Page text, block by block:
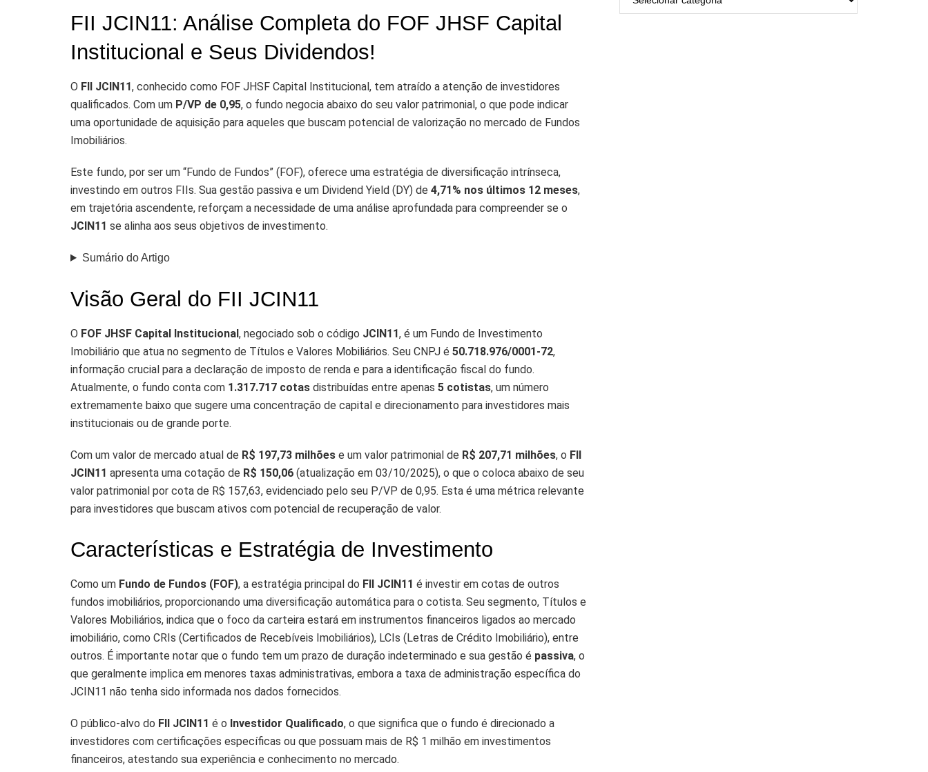
FII JCIN11: Análise Completa do FOF JHSF Capital
Institucional e Seus Dividendos!
O FII JCIN11, conhecido como FOF JHSF Capital Institucional, tem atraído a atenção de investidores
qualificados. Com um P/VP de 0,95, o fundo negocia abaixo do seu valor patrimonial, o que pode indicar
uma oportunidade de aquisição para aqueles que buscam potencial de valorização no mercado de Fundos
Imobiliários.
Este fundo, por ser um “Fundo de Fundos” (FOF), oferece uma estratégia de diversificação intrínseca,
investindo em outros FIIs. Sua gestão passiva e um Dividend Yield (DY) de 4,71% nos últimos 12 meses,
em trajetória ascendente, reforçam a necessidade de uma análise aprofundada para compreender se o
JCIN11 se alinha aos seus objetivos de investimento.
Sumário do Artigo
Visão Geral do FII JCIN11
O FOF JHSF Capital Institucional, negociado sob o código JCIN11, é um Fundo de Investimento
Imobiliário que atua no segmento de Títulos e Valores Mobiliários. Seu CNPJ é 50.718.976/0001-72,
informação crucial para a declaração de imposto de renda e para a identificação fiscal do fundo.
Atualmente, o fundo conta com 1.317.717 cotas distribuídas entre apenas 5 cotistas, um número
extremamente baixo que sugere uma concentração de capital e direcionamento para investidores mais
institucionais ou de grande porte.
Com um valor de mercado atual de R$ 197,73 milhões e um valor patrimonial de R$ 207,71 milhões, o FII
JCIN11 apresenta uma cotação de R$ 150,06 (atualização em 03/10/2025), o que o coloca abaixo de seu
valor patrimonial por cota de R$ 157,63, evidenciado pelo seu P/VP de 0,95. Esta é uma métrica relevante
para investidores que buscam ativos com potencial de recuperação de valor.
Características e Estratégia de Investimento
Como um Fundo de Fundos (FOF), a estratégia principal do FII JCIN11 é investir em cotas de outros
fundos imobiliários, proporcionando uma diversificação automática para o cotista. Seu segmento, Títulos e
Valores Mobiliários, indica que o foco da carteira estará em instrumentos financeiros ligados ao mercado
imobiliário, como CRIs (Certificados de Recebíveis Imobiliários), LCIs (Letras de Crédito Imobiliário), entre
outros. É importante notar que o fundo tem um prazo de duração indeterminado e sua gestão é passiva, o
que geralmente implica em menores taxas administrativas, embora a taxa de administração específica do
JCIN11 não tenha sido informada nos dados fornecidos.
O público-alvo do FII JCIN11 é o Investidor Qualificado, o que significa que o fundo é direcionado a
investidores com certificações específicas ou que possuam mais de R$ 1 milhão em investimentos
financeiros, atestando sua experiência e conhecimento no mercado.